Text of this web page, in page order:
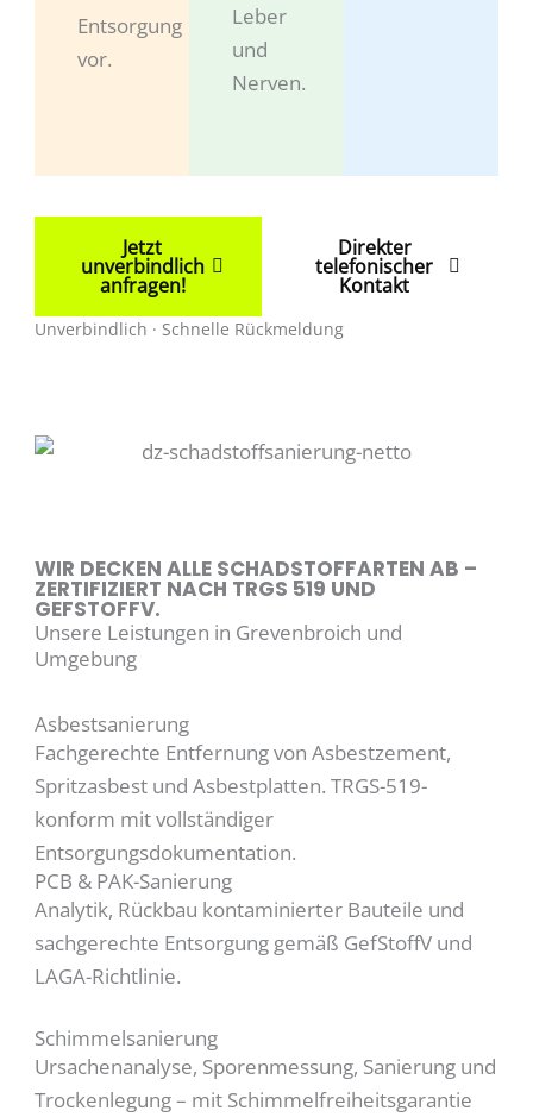
Entsorgung
vor.
Leber
und
Nerven.
Jetzt
unverbindlich
anfragen!
Direkter
telefonischer
Kontakt
Unverbindlich · Schnelle Rückmeldung
WIR DECKEN ALLE SCHADSTOFFARTEN AB –
ZERTIFIZIERT NACH TRGS 519 UND
GEFSTOFFV.
Unsere Leistungen in Grevenbroich und
Umgebung
Asbestsanierung
Fachgerechte Entfernung von Asbestzement,
Spritzasbest und Asbestplatten. TRGS-519-
konform mit vollständiger
Entsorgungsdokumentation.
PCB & PAK-Sanierung
Analytik, Rückbau kontaminierter Bauteile und
sachgerechte Entsorgung gemäß GefStoffV und
LAGA-Richtlinie.
Schimmelsanierung
Ursachenanalyse, Sporenmessung, Sanierung und
Trockenlegung – mit Schimmelfreiheitsgarantie